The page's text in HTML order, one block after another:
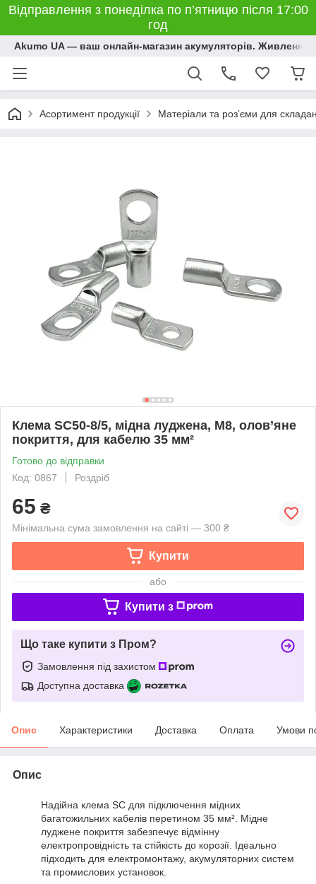
Відправлення з понеділка по п’ятницю після 17:00
год
Akumo UA — ваш онлайн-магазин акумуляторів. Живлення,
Асортимент продукції Матеріали та розʼєми для
Клема SC50-8/5, мідна луджена, M8, олов’яне
покриття, для кабелю 35 мм²
Готово до відправки
Код: 0867
Роздріб
65 ₴
Мінімальна сума замовлення на сайті — 300 ₴
Купити
або
Купити з
Що таке купити з Пром?
Замовлення під захистом
Доступна доставка
Опис Характеристики Доставка Оплата Умови
Опис
Надійна клема SC для підключення мідних
багатожильних кабелів перетином 35 мм². Мідне
луджене покриття забезпечує відмінну
електропровідність та стійкість до корозії. Ідеально
підходить для електромонтажу, акумуляторних систем
та промислових установок.